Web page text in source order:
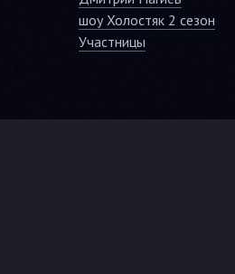
шоу Холостяк 2 сезон
Участницы